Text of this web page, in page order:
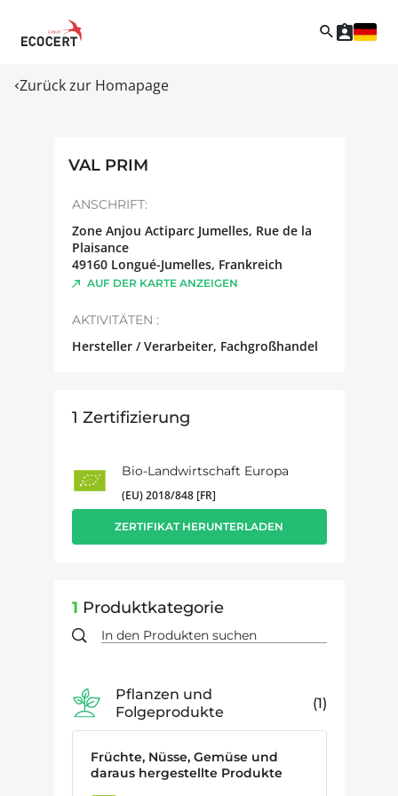
Zurück zur Homapage
VAL PRIM
ANSCHRIFT:
Zone Anjou Actiparc Jumelles, Rue de la
Plaisance
49160 Longué-Jumelles, Frankreich
AUF DER KARTE ANZEIGEN
AKTIVITÄTEN :
Hersteller / Verarbeiter, Fachgroßhandel
1 Zertifizierung
Bio-Landwirtschaft Europa
(EU) 2018/848 [FR]
ZERTIFIKAT HERUNTERLADEN
1 Produktkategorie
Pflanzen und
Folgeprodukte
1
Früchte, Nüsse, Gemüse und
daraus hergestellte Produkte